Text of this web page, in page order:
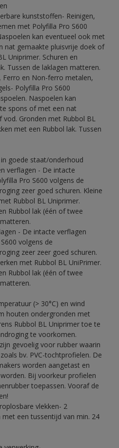
kunststoffen- Reinigen,
met Polyfilla Pro S600
kan eventueel ook met
nat gemaakte pluisvrije doek of
Uniprimer. Schuren en
Tussen de laklagen matteren.
Ferro en Non-ferro metalen,
Polyfilla Pro S600
Naspoelen kan
spons of met een nat
Gronden met Rubbol BL
met een Rubbol lak. Tussen
goede staat/onderhoud
verflagen - De intacte
Pro S600 volgens de
zeer goed schuren. Kleine
Rubbol BL Uniprimer.
Rubbol lak (één of twee
- De intacte verflagen
volgens de
zeer zeer goed schuren.
met Rubbol BL UniPrimer.
Rubbol lak (één of twee
(> 30°C) en wind
houten ondergronden met
Rubbol BL Uniprimer toe te
te voorkomen.
gevoelig voor rubber waarin
bv. PVC-tochtprofielen. De
worden aangetast en
Bij voorkeur profielen
toepassen. Vooraf de
vlekken- 2
een tussentijd van min. 24